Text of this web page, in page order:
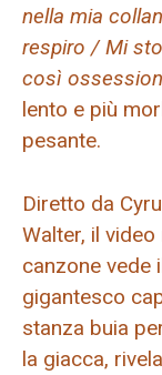
nella mia
respiro / Mi
così
lento e più
pesante.
Diretto da
Walter, il
canzone vede
gigantesco
stanza buia
la giacca,